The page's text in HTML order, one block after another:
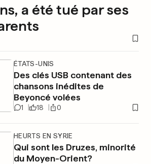
a été tué par ses
ÉTATS-UNIS
Des clés USB contenant des
chansons inédites de
Beyoncé volées
1 18 0
HEURTS EN SYRIE
Qui sont les Druzes, minorité
du Moyen-Orient?